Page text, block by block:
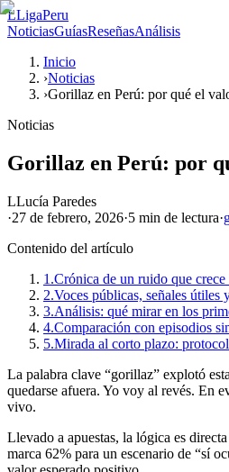
LLigaPeru
NoticiasGuíasReseñasAnálisis
Inicio
›Noticias
›Gorillaz en Perú: por qué el
Noticias
Gorillaz en Perú: por
LLucía Paredes
·27 de febrero, 2026·5 min de lectura·
Contenido del artículo
1.Crónica de un ruido que
2.Voces públicas, señales útiles
3.Análisis: qué mirar en los
4.Comparación con episodios
5.Mirada al corto plazo:
La palabra clave “gorillaz” explotó
quedarse afuera. Yo voy al revés. En
vivo.
Llevado a apuestas, la lógica es
marca 62% para un escenario de “sí